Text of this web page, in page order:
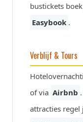
bustickets
Easybook .
Verblijf & Tours
of via Airbnb
attracties regel